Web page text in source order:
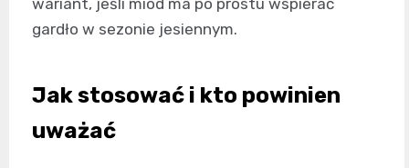
gardło w sezonie jesiennym.
Jak stosować i kto powinien
uważać